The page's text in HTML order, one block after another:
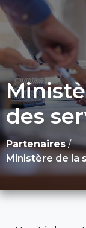
des
Partenaires/
Ministère de la